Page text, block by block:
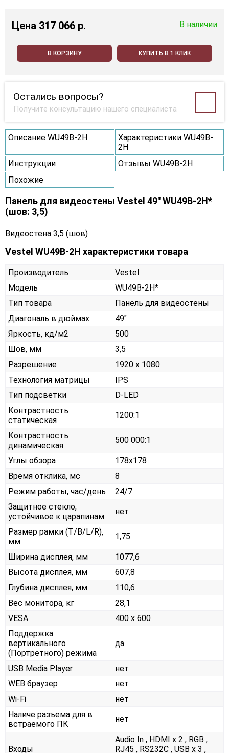
Цена 317 066 p. В наличии
В КОРЗИНУ КУПИТЬ В 1 КЛИК
Остались вопросы?
Получите консультацию нашего специалиста
Описание WU49B-2H
Характеристики WU49B-
2H
Инструкции
Отзывы WU49B-2H
Похожие
Панель для видеостены Vestel 49" WU49B-2H*
(шов: 3,5)
Видеостена 3,5 (шов)
Vestel WU49B-2H характеристики товара
Производитель
Vestel
Модель
WU49B-2H*
Тип товара
Панель для видеостены
Диагональ в дюймах
49"
Яркость, кд/м2
500
Шов, мм
3,5
Разрешение
1920 x 1080
Технология матрицы
IPS
Тип подсветки
D-LED
Контрастность
статическая
1200:1
Контрастность
динамическая
500 000:1
Углы обзора
178x178
Время отклика, мс
8
Режим работы, час/день
24/7
Защитное стекло,
устойчивое к царапинам
нет
Размер рамки (T/B/L/R),
мм
1,75
Ширина дисплея, мм
1077,6
Высота дисплея, мм
607,8
Глубина дисплея, мм
110,6
Вес монитора, кг
28,1
VESA
400 x 600
Поддержка
вертикального
(Портретного) режима
да
USB Media Player
нет
WEB браузер
нет
Wi-Fi
нет
Наличе разъема для в
встраемого ПК
нет
Входы
Audio In , HDMI x 2 , RGB ,
RJ45 , RS232С , USB x 3 ,